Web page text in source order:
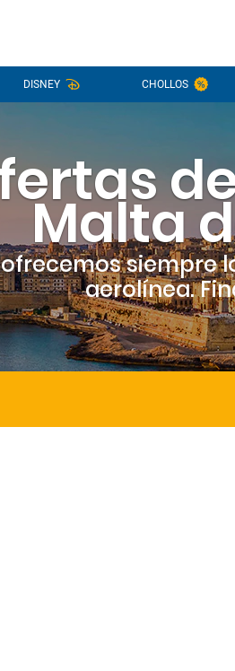
DISNEY CHOLLOS
Malta
siempre
aerolínea.